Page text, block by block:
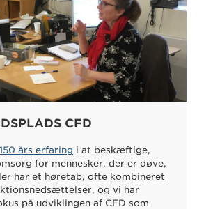
CFD
150 års erfaring i at beskæftige,
for mennesker, der er døve,
har et høretab, ofte kombineret
og vi har
på udviklingen af CFD som